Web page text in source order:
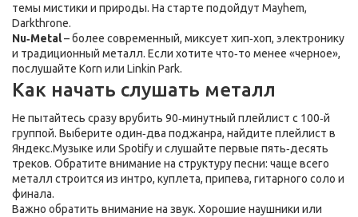
темы мистики и природы. На старте подойдут Mayhem,
Darkthrone.
Nu‑Metal– более современный, миксует хип‑хоп, электронику
и традиционный металл. Если хотите что‑то менее «черное»,
послушайте Korn или Linkin Park.
Как начать слушать металл
Не пытайтесь сразу врубить 90‑минутный плейлист с 100‑й
группой. Выберите один‑два поджанра, найдите плейлист в
Яндекс.Музыке или Spotify и слушайте первые пять‑десять
треков. Обратите внимание на структуру песни: чаще всего
металл строится из интро, куплета, припева, гитарного соло и
финала.
Важно обратить внимание на звук. Хорошие наушники или